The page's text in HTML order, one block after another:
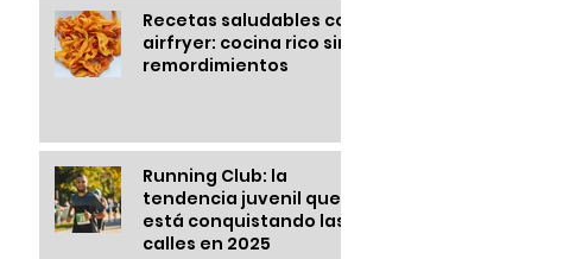
Recetas saludables con
airfryer: cocina rico sin
remordimientos
Running Club: la
tendencia juvenil que
está conquistando las
calles en 2025